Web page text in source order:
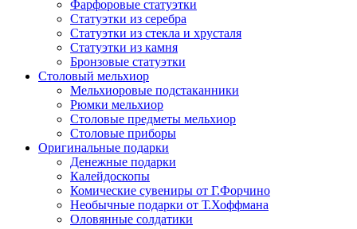
Фарфоровые статуэтки
Статуэтки из серебра
Статуэтки из стекла и хрусталя
Статуэтки из камня
Бронзовые статуэтки
Столовый мельхиор
Мельхиоровые подстаканники
Рюмки мельхиор
Столовые предметы мельхиор
Столовые приборы
Оригинальные подарки
Денежные подарки
Калейдоскопы
Комические сувениры от Г.Форчино
Необычные подарки от Т.Хоффмана
Оловянные солдатики